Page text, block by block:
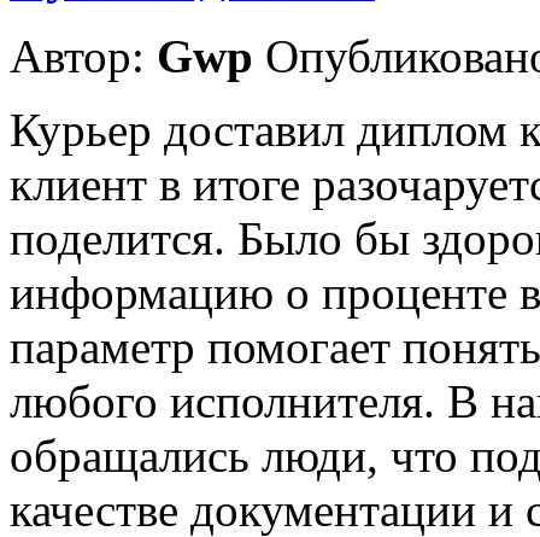
Автор: Gwp
Курьер доставил диплом
клиент в итоге
поделится. Было бы
информацию о проценте
параметр помогает
любого исполнителя. В
обращались люди, что
качестве документации